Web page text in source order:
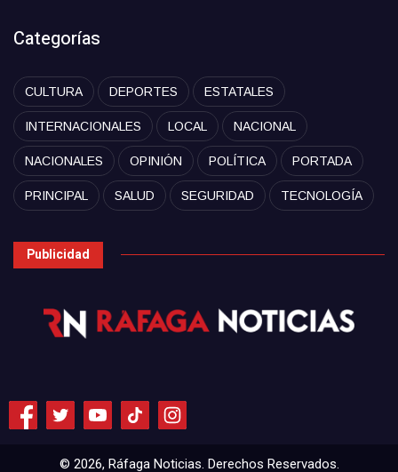
Categorías
CULTURA DEPORTES ESTATALES
INTERNACIONALES LOCAL NACIONAL
NACIONALES OPINIÓN POLÍTICA PORTADA
PRINCIPAL SALUD SEGURIDAD TECNOLOGÍA
Publicidad
© 2026, Ráfaga Noticias. Derechos Reservados.